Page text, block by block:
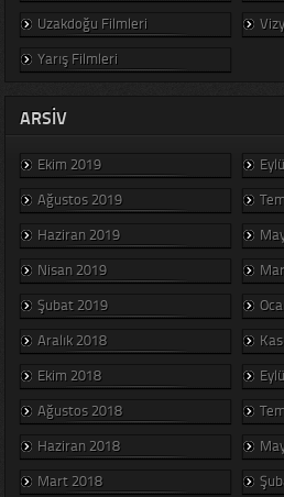
Uzakdoğu Filmleri
Yarış Filmleri
ARSIV
Ekim 2019
Ağustos 2019
Haziran 2019
Nisan 2019
Şubat 2019
Aralık 2018
Ekim 2018
Ağustos 2018
Haziran 2018
Mart 2018